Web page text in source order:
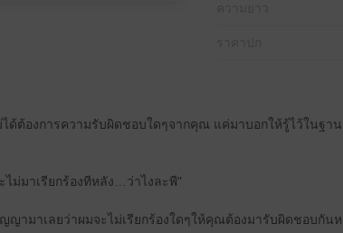
ด้ต้องการความรับผิดชอบใดๆจากคุณ แค่มาบอกให้รู้ไว้ในฐา
ไม่มาเรียกร้องทีหลัง…ว่าไงละพี"
ามาเลยว่าผมจะไม่เรียกร้องใดๆให้คุณต้องมารับผิดชอบกันห